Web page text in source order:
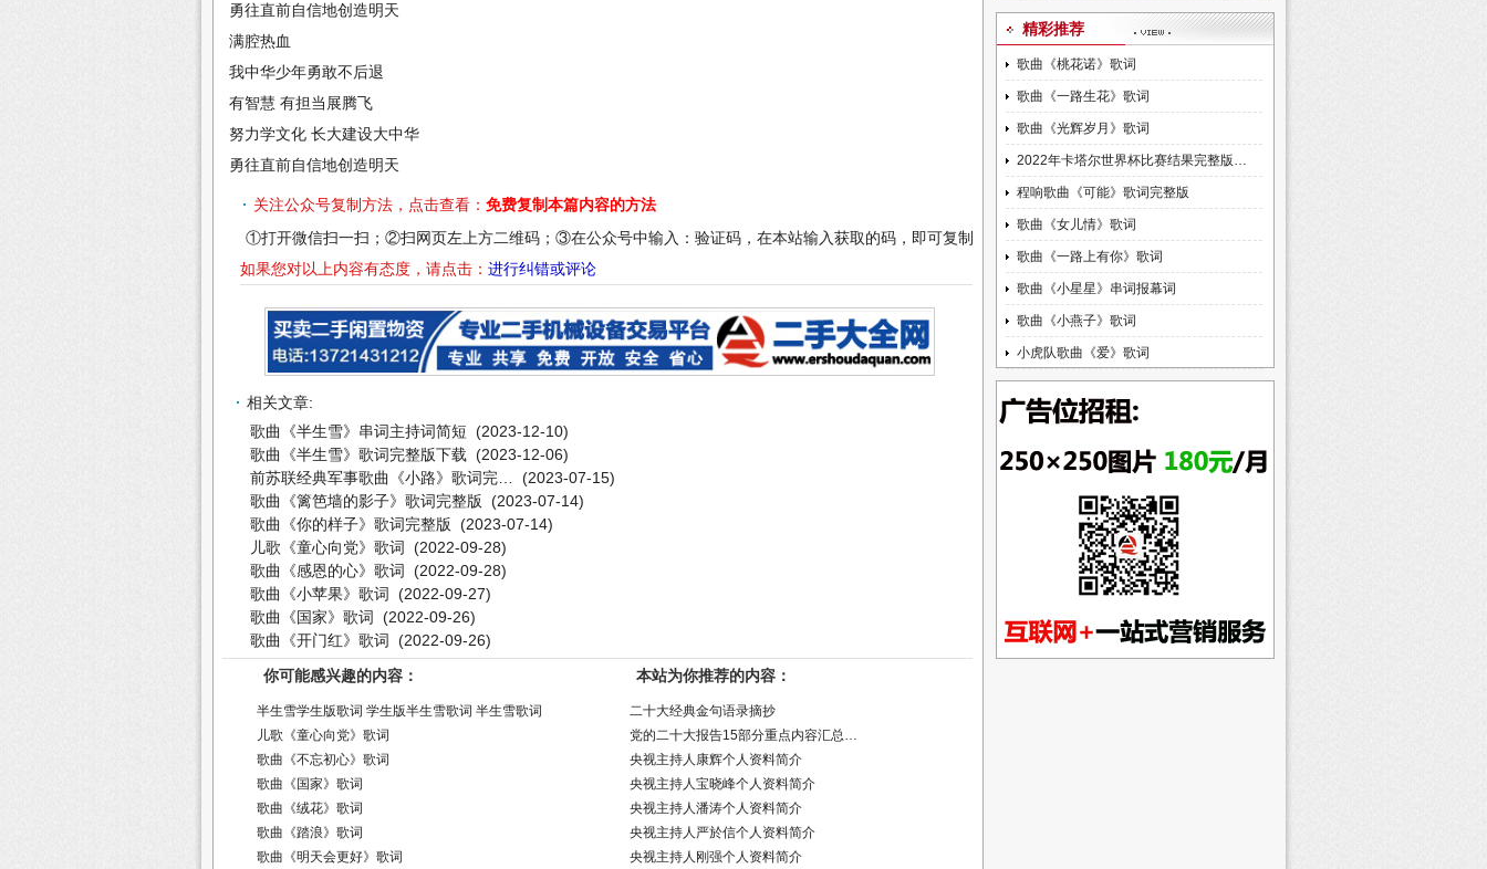
勇往直前自信地创造明天
满腔热血
我中华少年勇敢不后退
有智慧 有担当展腾飞
努力学文化 长大建设大中华
勇往直前自信地创造明天
关注公众号复制方法，点击查看： 免费复制本篇内容的方法
①打开微信扫一扫；②扫网页左上方二维码；③在公众号中输入：验证码，在本站输入获取的码，即可复制；
如果您对以上内容有态度，请点击： 进行纠错或评论
相关文章:
歌曲《半生雪》串词主持词简短 (2023-12-10)
歌曲《半生雪》歌词完整版下载 (2023-12-06)
前苏联经典军事歌曲《小路》歌词完…
(2023-07-15)
歌曲《篱笆墙的影子》歌词完整版 (2023-07-14)
歌曲《你的样子》歌词完整版 (2023-07-14)
儿歌《童心向党》歌词 (2022-09-28)
歌曲《感恩的心》歌词 (2022-09-28)
歌曲《小苹果》歌词 (2022-09-27)
歌曲《国家》歌词 (2022-09-26)
歌曲《开门红》歌词 (2022-09-26)
你可能感兴趣的内容：
半生雪学生版歌词 学生版半生雪歌词 半生雪歌词
儿歌《童心向党》歌词
歌曲《不忘初心》歌词
歌曲《国家》歌词
歌曲《绒花》歌词
歌曲《踏浪》歌词
歌曲《明天会更好》歌词
本站为你推荐的内容：
二十大经典金句语录摘抄
党的二十大报告15部分重点内容汇总…
央视主持人康辉个人资料简介
央视主持人宝晓峰个人资料简介
央视主持人潘涛个人资料简介
央视主持人严於信个人资料简介
央视主持人刚强个人资料简介
精彩推荐
歌曲《桃花诺》歌词
歌曲《一路生花》歌词
歌曲《光辉岁月》歌词
2022年卡塔尔世界杯比赛结果完整版…
程响歌曲《可能》歌词完整版
歌曲《女儿情》歌词
歌曲《一路上有你》歌词
歌曲《小星星》串词报幕词
歌曲《小燕子》歌词
小虎队歌曲《爱》歌词